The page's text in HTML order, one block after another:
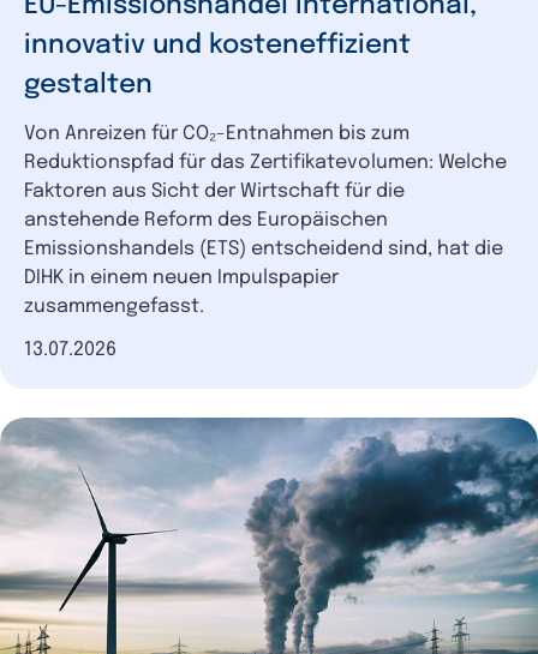
EU-Emissionshandel international,
innovativ und kosteneffizient
gestalten
Von Anreizen für CO₂-Entnahmen bis zum
Reduktionspfad für das Zertifikatevolumen: Welche
Faktoren aus Sicht der Wirtschaft für die
anstehende Reform des Europäischen
Emissionshandels (ETS) entscheidend sind, hat die
DIHK in einem neuen Impulspapier
zusammengefasst.
Datum der Veröffentlichung
13.07.2026